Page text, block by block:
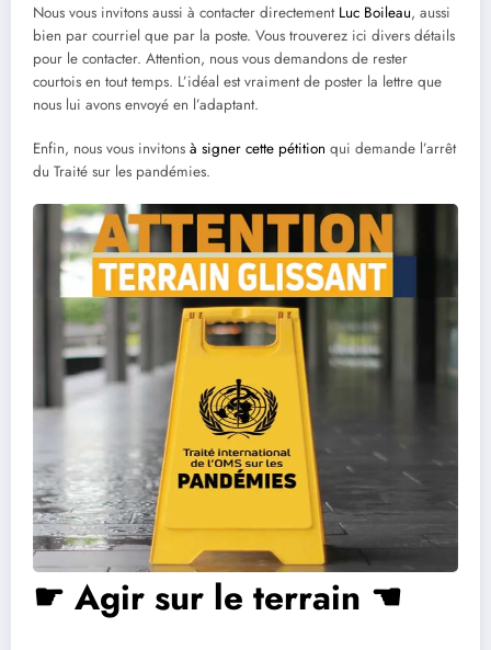
Nous vous invitons aussi à contacter directement Luc Boileau, aussi
bien par courriel que par la poste. Vous trouverez ici divers détails
pour le contacter. Attention, nous vous demandons de rester
courtois en tout temps. L’idéal est vraiment de poster la lettre que
nous lui avons envoyé en l’adaptant.
Enfin, nous vous invitons à signer cette pétition qui demande l’arrêt
du Traité sur les pandémies.
☛ Agir sur le terrain ☚